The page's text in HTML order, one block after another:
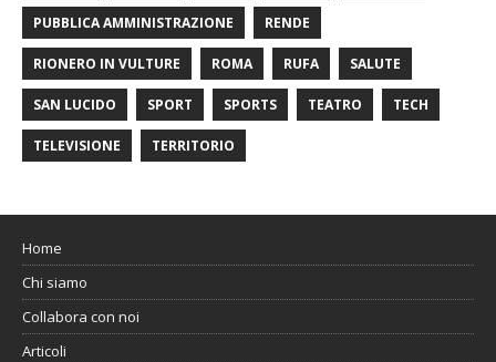
PUBBLICA AMMINISTRAZIONE RENDE
RIONERO IN VULTURE ROMA RUFA SALUTE
SAN LUCIDO SPORT SPORTS TEATRO TECH
TELEVISIONE TERRITORIO
Home
Chi siamo
Collabora con noi
Articoli